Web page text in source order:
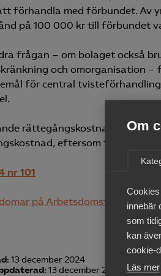
Om
innebär
som
kan
cookie-
Läs mer
förhandla med förbundet. Av
på 100 000 kr till förbundet
frågan – om bolaget också
och omorganisation
för central
rättegångskostnader ansåg
eftersom förbundet
nr 101
på Arbetsdomstolens
13 december 2024
13 december 2024